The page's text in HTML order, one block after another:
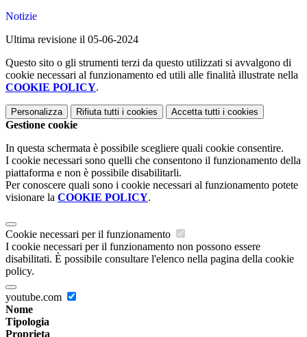
Notizie
Ultima revisione il 05-06-2024
Questo sito o gli strumenti terzi da questo utilizzati si avvalgono di
cookie necessari al funzionamento ed utili alle finalità illustrate nella
COOKIE POLICY.
Personalizza Rifiuta tutti i cookies Accetta tutti i cookies
Gestione cookie
In questa schermata è possibile scegliere quali cookie consentire.
I cookie necessari sono quelli che consentono il funzionamento della
piattaforma e non è possibile disabilitarli.
Per conoscere quali sono i cookie necessari al funzionamento potete
visionare la COOKIE POLICY.
Cookie necessari per il funzionamento
I cookie necessari per il funzionamento non possono essere
disabilitati. È possibile consultare l'elenco nella pagina della cookie
policy.
youtube.com
Nome
Tipologia
Proprieta